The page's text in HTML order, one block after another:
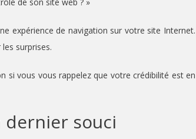
expérience de navigation sur votre site Internet.
surprises.
si vous vous rappelez que votre crédibilité est en
dernier souci